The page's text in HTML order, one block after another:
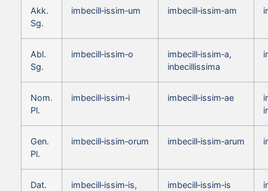
Akk.
Sg.
imbecill‑issim‑um imbecill‑issim‑am
Abl.
Sg.
imbecill‑issim‑o
imbecill‑issim‑a,
inbecillissima
Nom.
Pl.
imbecill‑issim‑i imbecill‑issim‑ae
Gen.
Pl.
imbecill‑issim‑orum imbecill‑issim‑arum
Dat.
imbecill‑issim‑is,
imbecill‑issim‑is